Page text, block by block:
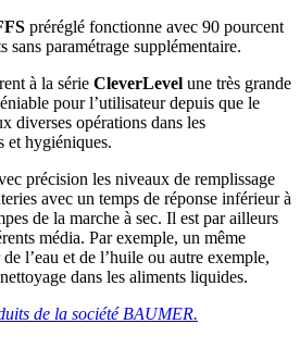
préréglé fonctionne avec 90 pourcent
sans paramétrage supplémentaire.
à la série CleverLevel une très grande
pour l’utilisateur depuis que le
diverses opérations dans les
et hygiéniques.
précision les niveaux de remplissage
avec un temps de réponse inférieur à
de la marche à sec. Il est par ailleurs
média. Par exemple, un même
l’eau et de l’huile ou autre exemple,
dans les aliments liquides.
de la société BAUMER.